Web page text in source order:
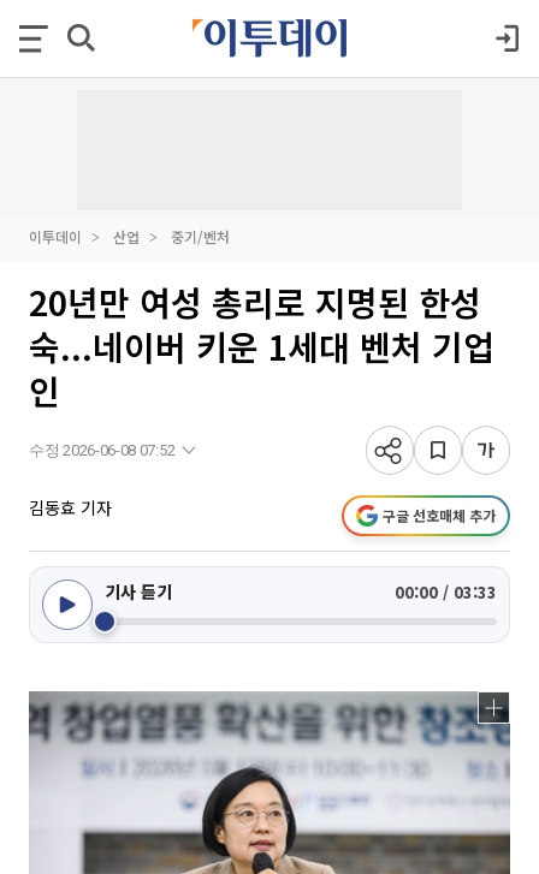
이투데이 산업 중기/벤처
20년만 여성 총리로 지명된 한성
숙...네이버 키운 1세대 벤처 기업
인
수정 2026-06-08 07:52
김동효 기자 구글 선호매체 추가
기사 듣기 00:00 / 03:33